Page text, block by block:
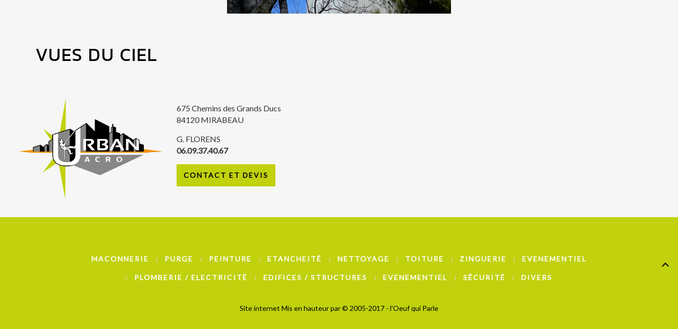
VUES DU CIEL
675 Chemins des Grands Ducs
84120 MIRABEAU
G. FLORENS
06.09.37.40.67
CONTACT ET DEVIS
MACONNERIE PURGE PEINTURE ETANCHEITÉ NETTOYAGE TOITURE ZINGUERIE EVENEMENTIEL
PLOMBERIE / ELECTRICITÉ EDIFICES / STRUCTURES EVENEMENTIEL SÉCURITÉ DIVERS
Site internet Mis en hauteur par© 2005-2017 - l'Oeuf qui Parle